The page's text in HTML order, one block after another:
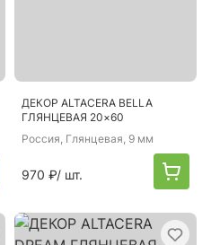
ДЕКОР ALTACERA BELLA
ГЛЯНЦЕВАЯ 20×60
Россия, Глянцевая, 9 мм
970 ₽/ шт.